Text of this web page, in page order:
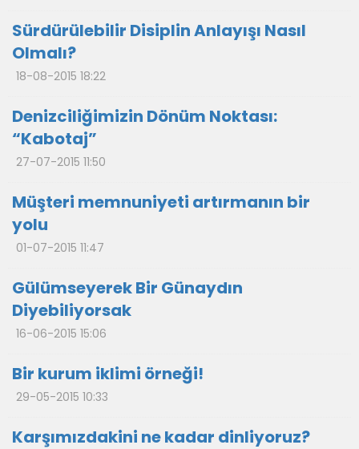
Sürdürülebilir Disiplin Anlayışı Nasıl
Olmalı?
18-08-2015 18:22
Denizciliğimizin Dönüm Noktası:
“Kabotaj”
27-07-2015 11:50
Müşteri memnuniyeti artırmanın bir
yolu
01-07-2015 11:47
Gülümseyerek Bir Günaydın
Diyebiliyorsak
16-06-2015 15:06
Bir kurum iklimi örneği!
29-05-2015 10:33
Karşımızdakini ne kadar dinliyoruz?